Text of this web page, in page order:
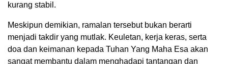
kurang stabil.
Meskipun demikian, ramalan tersebut bukan berarti
menjadi takdir yang mutlak. Keuletan, kerja keras, serta
doa dan keimanan kepada Tuhan Yang Maha Esa akan
sangat membantu dalam menghadapi tantangan dan